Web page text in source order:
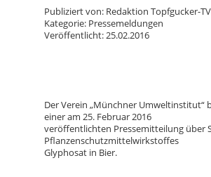
Publiziert von: Redaktion Topfgucker-TV
Kategorie: Pressemeldungen
Veröffentlicht: 25.02.2016
Der Verein „Münchner Umweltinstitut“
einer am 25. Februar 2016
veröffentlichten Pressemitteilung über
Pflanzenschutzmittelwirkstoffes
Glyphosat in Bier.